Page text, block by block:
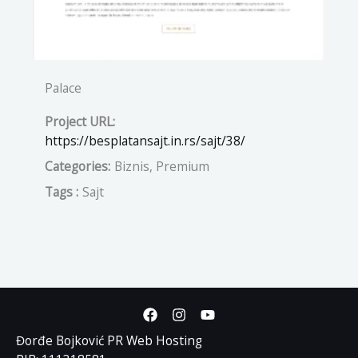
Palace
Project URL:
https://besplatansajt.in.rs/sajt/38/
Categories: Biznis, Premium
Tags : Sajt
Đorđe Bojković PR Web Hosting